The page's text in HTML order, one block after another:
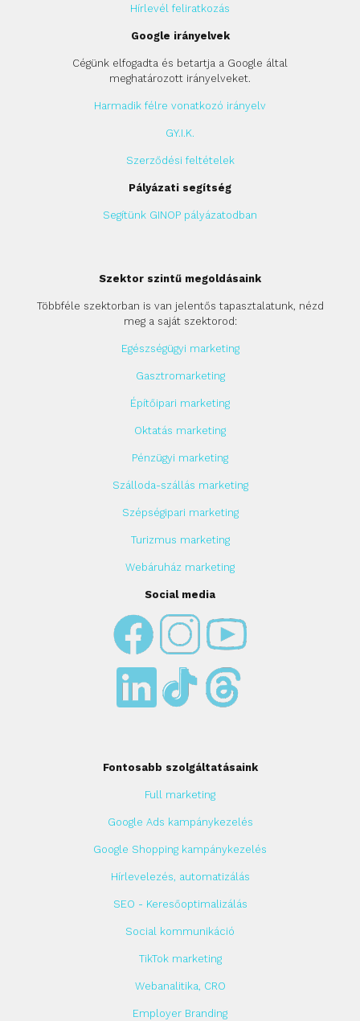
Hírlevél feliratkozás
Google irányelvek
Cégünk elfogadta és betartja a Google által
meghatározott irányelveket.
Harmadik félre vonatkozó irányelv
GY.I.K.
Szerződési feltételek
Pályázati segítség
Segítünk GINOP pályázatodban
Szektor szintű megoldásaink
Többféle szektorban is van jelentős tapasztalatunk, nézd
meg a saját szektorod:
Egészségügyi marketing
Gasztromarketing
Építőipari marketing
Oktatás marketing
Pénzügyi marketing
Szálloda-szállás marketing
Szépségipari marketing
Turizmus marketing
Webáruház marketing
Social media
Fontosabb szolgáltatásaink
Full marketing
Google Ads kampánykezelés
Google Shopping kampánykezelés
Hírlevelezés, automatizálás
SEO - Keresőoptimalizálás
Social kommunikáció
TikTok marketing
Webanalitika, CRO
Employer Branding